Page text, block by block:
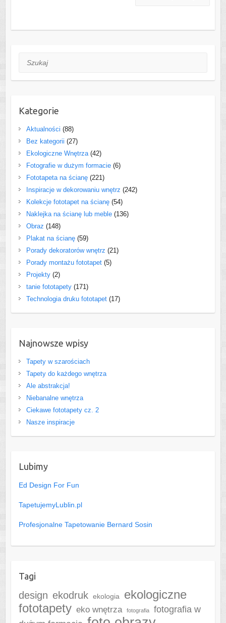
Szukaj
Kategorie
Aktualności (88)
Bez kategorii (27)
Ekologiczne Wnętrza(42)
Fotografie w dużym formacie(6)
Fototapeta na ścianę(221)
Inspiracje w dekorowaniu wnętrz (242)
Kolekcje fototapet na ścianę(54)
Naklejka na ścianę lub meble(136)
Obraz (148)
Plakat na ścianę(59)
Porady dekoratorów wnętrz (21)
Porady montażu fototapet(5)
Projekty(2)
tanie fototapety(171)
Technologia druku fototapet(17)
Najnowsze wpisy
Tapety w szarościach
Tapety do każdego wnętrza
Ale abstrakcja!
Niebanalne wnętrza
Ciekawe fototapety cz. 2
Nasze inspiracje
Lubimy
Ed Design For Fun
TapetujemyLublin.pl
Profesjonalne Tapetowanie Bernard Sosin
Tagi
design ekodruk ekologia
ekologiczne
fototapety eko wnętrza fotografia
fotografia w